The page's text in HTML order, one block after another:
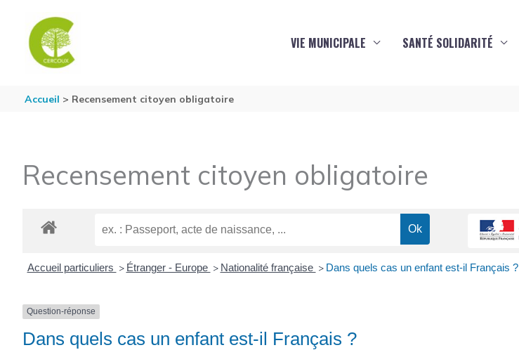
VIE MUNICIPALE SANTÉ SOLIDARITÉ
Accueil Recensement citoyen obligatoire
Recensement citoyen obligatoire
Accueil particuliers > Étranger - Europe > Nationalité française > Dans quels cas un enfant est-il Français ?
Question-réponse
Dans quels cas un enfant est-il Français ?